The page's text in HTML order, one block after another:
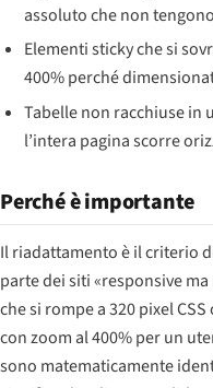
assoluto che non
Elementi sticky che si
400% perché
Tabelle non racchiuse in
l’intera pagina scorre
Perché è importante
Il riadattamento è il criterio
parte dei siti «responsive
che si rompe a 320 pixel
con zoom al 400% per un
sono matematicamente